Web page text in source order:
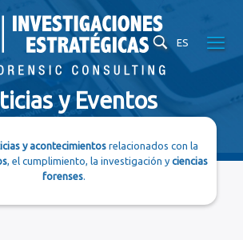
ES
y Eventos
y acontecimientosrelacionados con la
, el cumplimiento, la investigación yciencias
forenses.